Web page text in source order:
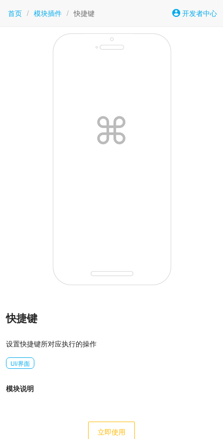
首页 / 模块插件 / 快捷键 开发者中心
快捷键
设置快捷键所对应执行的操作
UI/界面
模块说明
立即使用